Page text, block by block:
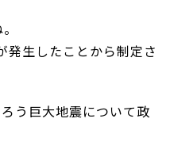
発生したことから制定さ
う巨大地震について政